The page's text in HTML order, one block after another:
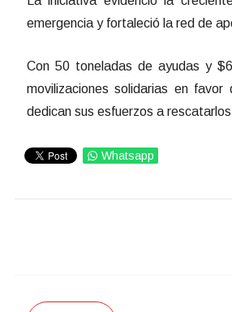
emergencia y fortaleció la red de
Con 50 toneladas de ayudas y
movilizaciones solidarias en
dedican sus esfuerzos a
Whatsapp